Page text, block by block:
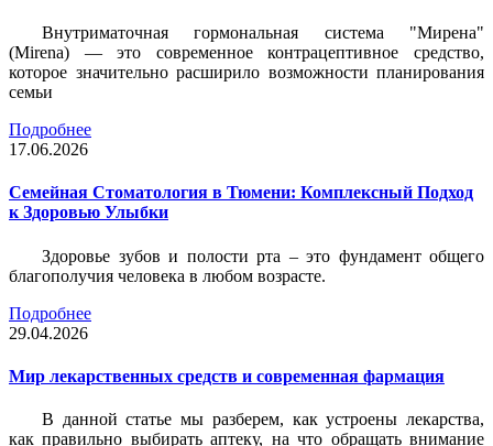
Внутриматочная гормональная система "Мирена"
(Mirena) — это современное контрацептивное средство,
которое значительно расширило возможности планирования
семьи
Подробнее
17.06.2026
Семейная Стоматология в Тюмени: Комплексный Подход
к Здоровью Улыбки
Здоровье зубов и полости рта – это фундамент общего
благополучия человека в любом возрасте.
Подробнее
29.04.2026
Мир лекарственных средств и современная фармация
В данной статье мы разберем, как устроены лекарства,
как правильно выбирать аптеку, на что обращать внимание